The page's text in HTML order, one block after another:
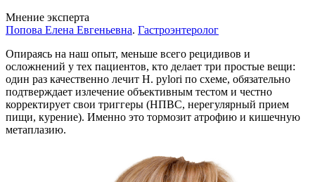
Мнение эксперта
Попова Елена Евгеньевна. Гастроэнтеролог
Опираясь на наш опыт, меньше всего рецидивов и
осложнений у тех пациентов, кто делает три простые вещи:
один раз качественно лечит H. pylori по схеме, обязательно
подтверждает излечение объективным тестом и честно
корректирует свои триггеры (НПВС, нерегулярный прием
пищи, курение). Именно это тормозит атрофию и кишечную
метаплазию.